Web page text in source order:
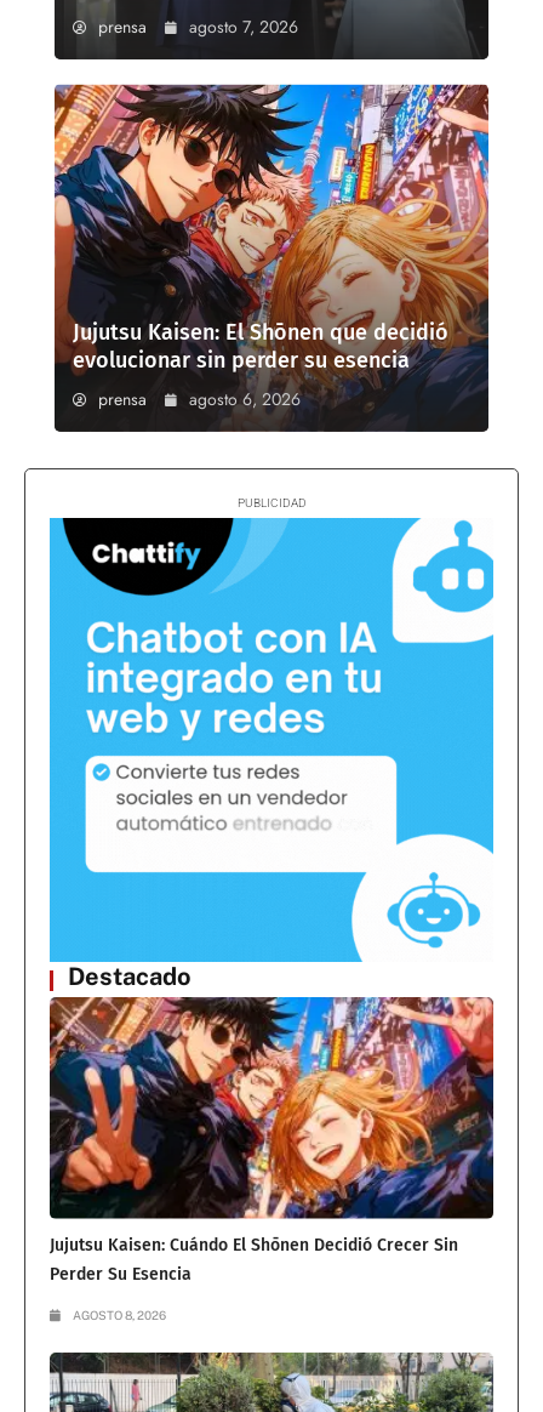
prensa agosto 7, 2026
Jujutsu Kaisen: El Shōnen que decidió
evolucionar sin perder su esencia
prensa agosto 6, 2026
Destacado
Jujutsu Kaisen: Cuándo El Shōnen Decidió Crecer Sin
Perder Su Esencia
AGOSTO 8, 2026